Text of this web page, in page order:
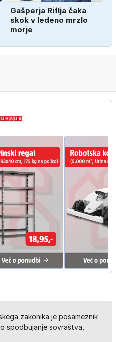
Gašperja Riflja čaka
skok v ledeno mrzlo
morje
zakonika je posameznik
spodbujanje sovraštva,